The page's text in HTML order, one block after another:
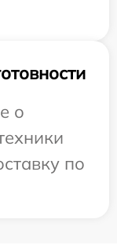
о
по